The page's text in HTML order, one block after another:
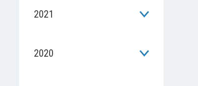
2021
2020